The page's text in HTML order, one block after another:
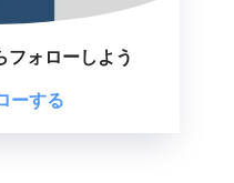
フォローしよう